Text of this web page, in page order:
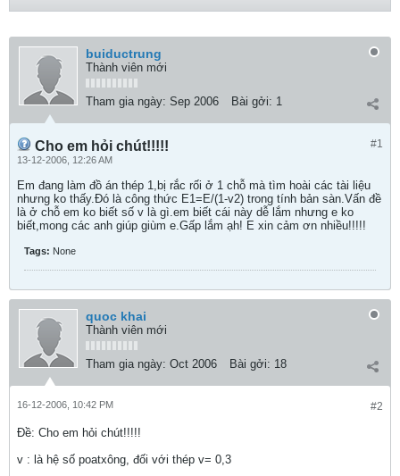
buiductrung
Thành viên mới
Tham gia ngày: Sep 2006 Bài gởi: 1
#1
Cho em hỏi chút!!!!!
13-12-2006, 12:26 AM
Em đang làm đồ án thép 1,bị rắc rối ở 1 chỗ mà tìm hoài các tài liệu
nhưng ko thấy.Đó là công thức E1=E/(1-v2) trong tính bản sàn.Vấn đề
là ở chỗ em ko biết số v là gì.em biết cái này dễ lắm nhưng e ko
biết,mong các anh giúp giùm e.Gấp lắm ạh! E xin cảm ơn nhiều!!!!!
Tags: None
quoc khai
Thành viên mới
Tham gia ngày: Oct 2006 Bài gởi: 18
#2
16-12-2006, 10:42 PM
Ðề: Cho em hỏi chút!!!!!
v : là hệ số poatxông, đối với thép v= 0,3